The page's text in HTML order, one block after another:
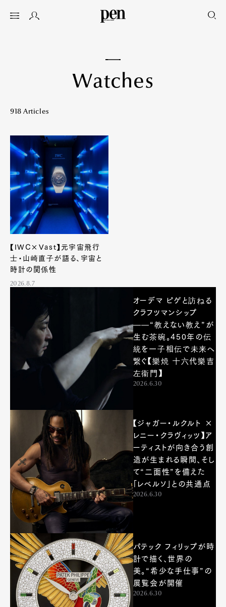
Watches
918 Articles
【IWC×Vast】元宇宙飛行
士・山崎直子が語る、宇宙と
時計の関係性
2026.8.7
オーデマ ピゲと訪ねる
クラフツマンシップ
——“教えない教え”が
生む茶碗。450年の伝
統を一子相伝で未来へ
繋ぐ【樂焼 十六代樂吉
左衞門】
2026.6.30
【ジャガー・ルクルト ×
レニー・クラヴィッツ】ア
ーティストが向き合う創
造が生まれる瞬間、そし
て“二面性”を備えた
「レベルソ」との共通点
2026.6.30
パテック フィリップが時
計で描く、世界の
美。“希少な手仕事”の
展覧会が開催
2026.6.30